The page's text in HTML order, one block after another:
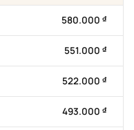
580.000 ₫
551.000 ₫
522.000 ₫
493.000 ₫